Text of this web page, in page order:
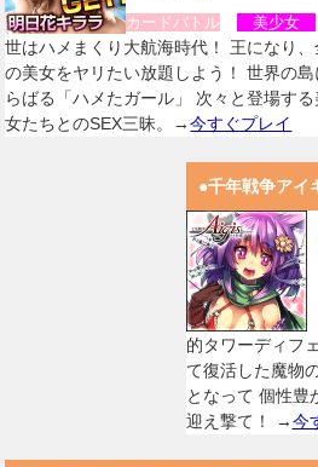
カードバトル 美少女
世はハメまくり大航海時代！ 王になり、
の美女をヤリたい放題しよう！ 世界の島
らばる「ハメたガール」 次々と登場す
女たちとのSEX三昧。→今すぐプレイ
●千年戦争アイ
的タワーディフ
て復活した魔物
となって 個性豊
迎え撃て！ →今